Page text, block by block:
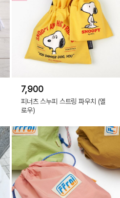
7,900
피너츠 스누피 스트링 파우치 (옐
로우)